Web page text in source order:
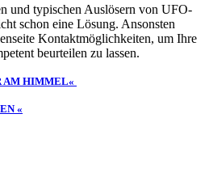
und typischen Auslösern von UFO-
schon eine Lösung. Ansonsten
Kontaktmöglichkeiten, um Ihre
beurteilen zu lassen.
AM HIMMEL«
«